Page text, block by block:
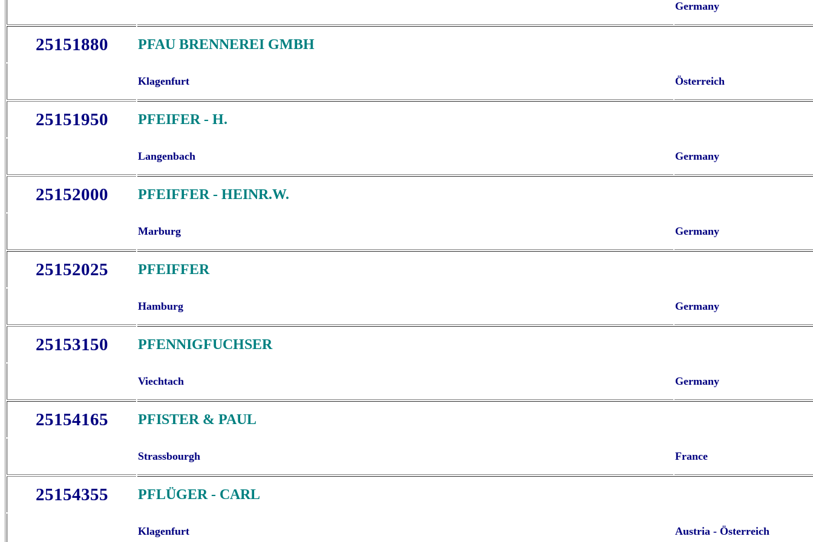
Germany
25151880 PFAU BRENNEREI GMBH
Klagenfurt Österreich
25151950 PFEIFER - H.
Langenbach Germany
25152000 PFEIFFER - HEINR.W.
Marburg Germany
25152025 PFEIFFER
Hamburg Germany
25153150 PFENNIGFUCHSER
Viechtach Germany
25154165 PFISTER & PAUL
Strassbourgh France
25154355 PFLÜGER - CARL
Klagenfurt Austria - Österreich